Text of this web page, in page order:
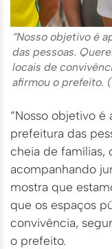
“Nosso objetivo é
das pessoas.
locais de
afirmou o prefeito.
“Nosso objetivo é
prefeitura das
cheia de famílias,
acompanhando
mostra que
que os espaços
convivência,
o prefeito.